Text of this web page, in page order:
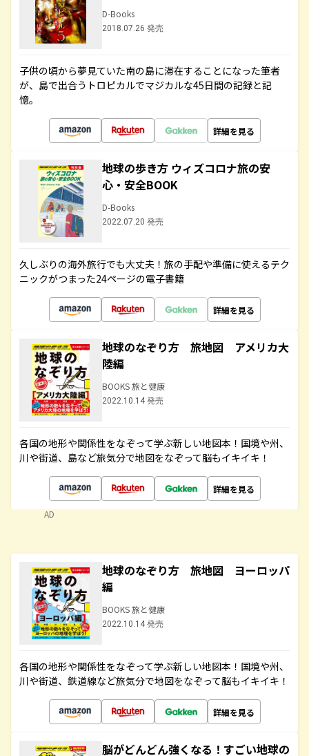
D-Books
2018.07.26 発売
子供の頃から夢見ていた南の島に滞在することになった筆者
が、島で出合うトロピカルでマジカルな45日間の記録と記
憶。
詳細を見る
地球の歩き方 ウィズコロナ旅の安
心・安全BOOK
D-Books
2022.07.20 発売
久しぶりの海外旅行でも大丈夫！旅の手配や準備に使えるテク
ニックがつまった24ページの電子書籍
詳細を見る
地球のなぞり方 旅地図 アメリカ大
陸編
BOOKS 旅と健康
2022.10.14 発売
各国の地形や関係性をなぞって学ぶ新しい地図本！国境や州、
川や街道、島など旅気分で地図をなぞって脳もイキイキ！
詳細を見る
AD
地球のなぞり方 旅地図 ヨーロッパ
編
BOOKS 旅と健康
2022.10.14 発売
各国の地形や関係性をなぞって学ぶ新しい地図本！国境や州、
川や街道、鉄道線など旅気分で地図をなぞって脳もイキイキ！
詳細を見る
脳がどんどん強くなる！すごい地球の